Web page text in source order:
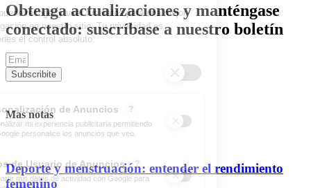
Obtenga actualizaciones y manténgase
conectado: suscríbase a nuestro boletín
Subscribite
Mas notas
Deporte y menstruación: entender el rendimiento
femenino